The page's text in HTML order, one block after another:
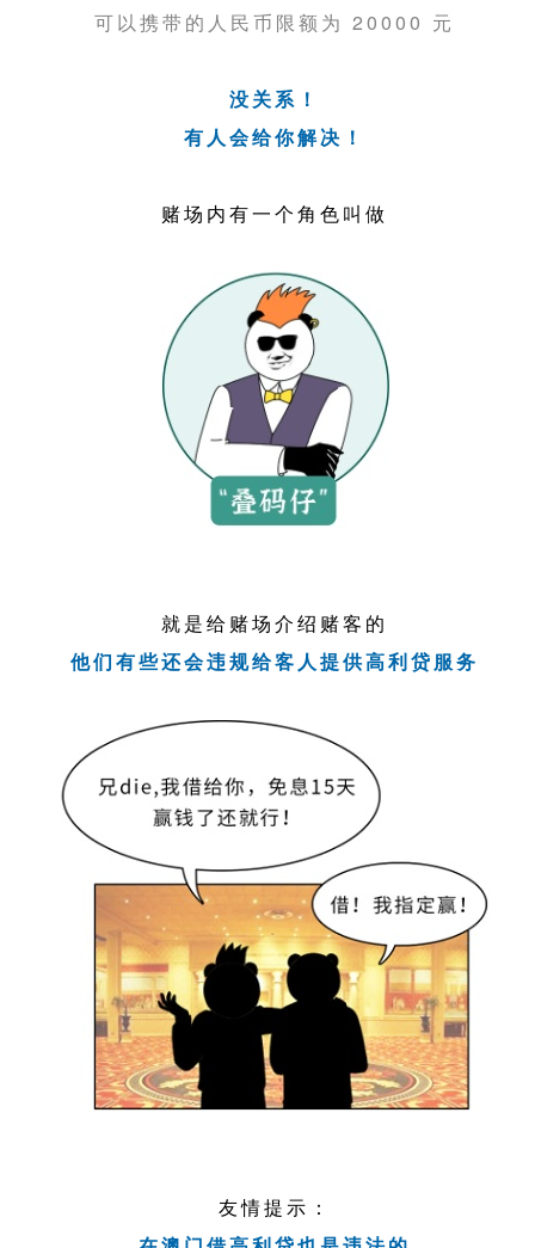
可以携带的人民币限额为 20000 元
没关系！
有人会给你解决！
赌场内有一个角色叫做
就是给赌场介绍赌客的
他们有些还会违规给客人提供高利贷服务
友情提示：